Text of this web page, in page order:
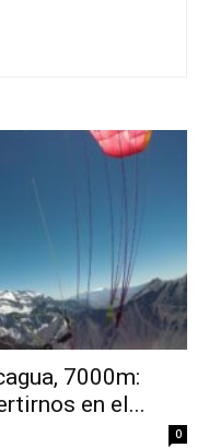
7000m:
en el...
0